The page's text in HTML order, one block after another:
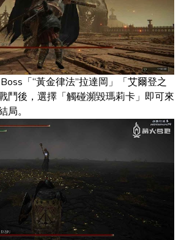
「“黃金律法”拉達岡」「艾爾登之
鬥後，選擇「觸碰瀕毀瑪莉卡」即可來
。